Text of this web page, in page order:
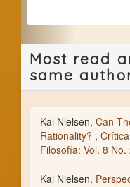
Most read
same
Kai Nielsen, Can
Rationality? ,
Filosofía: Vol. 8
Kai Nielsen,